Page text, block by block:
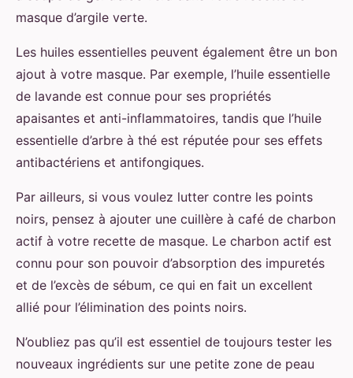
masque d’argile verte.
Les huiles essentielles peuvent également être un bon
ajout à votre masque. Par exemple, l’huile essentielle
de lavande est connue pour ses propriétés
apaisantes et anti-inflammatoires, tandis que l’huile
essentielle d’arbre à thé est réputée pour ses effets
antibactériens et antifongiques.
Par ailleurs, si vous voulez lutter contre les points
noirs, pensez à ajouter une cuillère à café de charbon
actif à votre recette de masque. Le charbon actif est
connu pour son pouvoir d’absorption des impuretés
et de l’excès de sébum, ce qui en fait un excellent
allié pour l’élimination des points noirs.
N’oubliez pas qu’il est essentiel de toujours tester les
nouveaux ingrédients sur une petite zone de peau